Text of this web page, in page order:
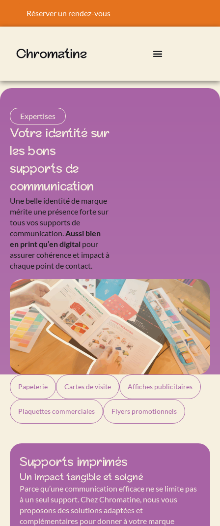
Réserver un rendez-vous
Expertises
Votre identité sur
les bons
supports de
communication
Une belle identité de marque
mérite une présence forte sur
tous vos supports de
communication.Aussi bien
en print qu’en digital pour
assurer cohérence et impact à
chaque point de contact.
Papeterie Cartes de visite Affiches publicitaires
Plaquettes commerciales Flyers promotionnels
Supports imprimés
Un impact tangible et soigné
Parce qu’une communication efficace ne se limite pas
à un seul support. ChezChromatine, nous vous
proposons des solutions adaptées et
complémentaires pour donner à votre marque